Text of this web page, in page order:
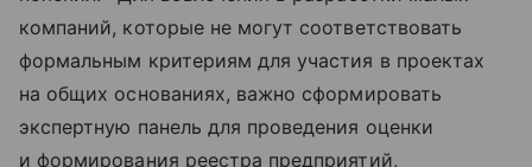
компаний, которые не могут соответствовать
формальным критериям для участия в проектах
на общих основаниях, важно сформировать
экспертную панель для проведения оценки
и формирования реестра предприятий,